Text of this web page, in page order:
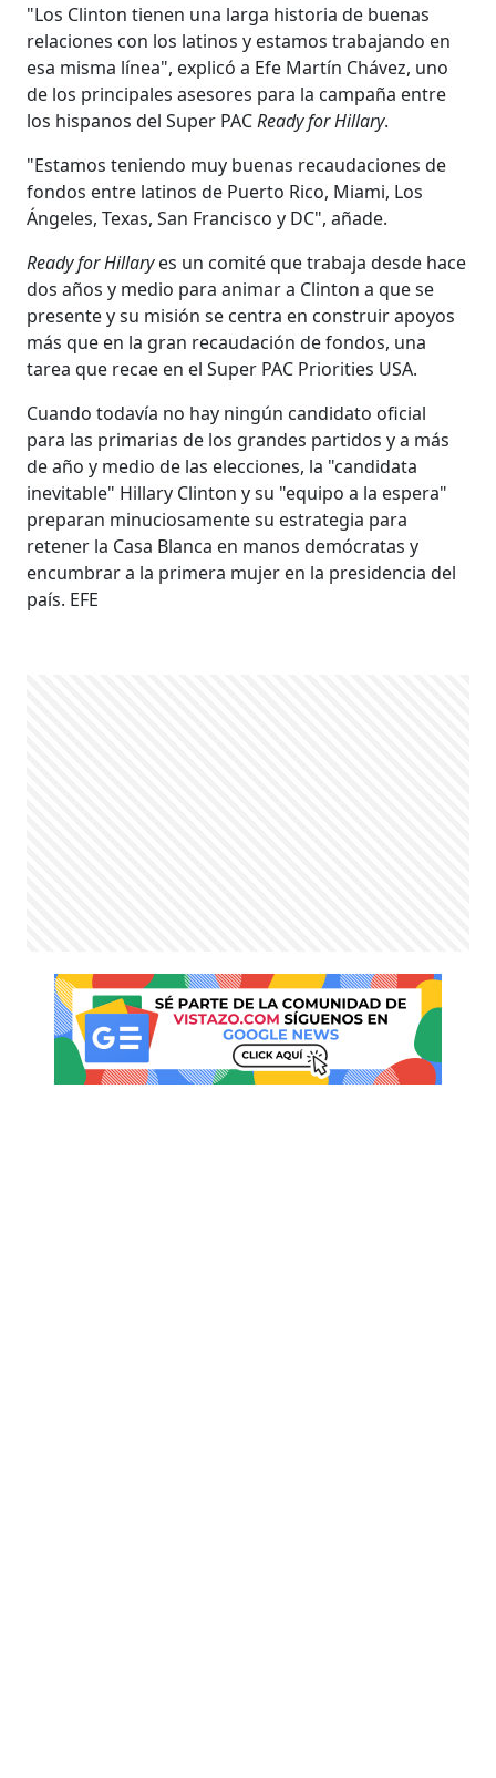
"Los Clinton tienen una larga historia de buenas
relaciones con los latinos y estamos trabajando en
esa misma línea", explicó a Efe Martín Chávez, uno
de los principales asesores para la campaña entre
los hispanos del Super PACReady for Hillary.
"Estamos teniendo muy buenas recaudaciones de
fondos entre latinos de Puerto Rico, Miami, Los
Ángeles, Texas, San Francisco y DC", añade.
Ready for Hillaryes un comité que trabaja desde hace
dos años y medio para animar a Clinton a que se
presente y su misión se centra en construir apoyos
más que en la gran recaudación de fondos, una
tarea que recae en el Super PAC Priorities USA.
Cuando todavía no hay ningún candidato oficial
para las primarias de los grandes partidos y a más
de año y medio de las elecciones, la "candidata
inevitable" Hillary Clinton y su "equipo a la espera"
preparan minuciosamente su estrategia para
retener la Casa Blanca en manos demócratas y
encumbrar a la primera mujer en la presidencia del
país. EFE